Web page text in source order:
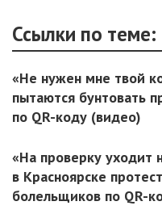
Ссылки по теме:
«Не нужен мне твой
пытаются бунтовать
по QR-коду (видео)
«На проверку уходит
в Красноярске
болельщиков по QR-